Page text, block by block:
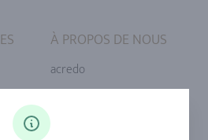
À PROPOS DE NOUS
acredo